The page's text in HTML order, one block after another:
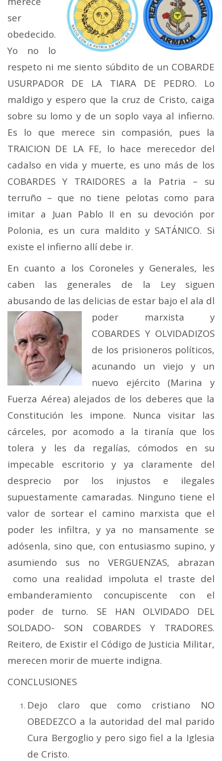
ser
obedecido.
Yo no lo
respeto ni me siento súbdito de un COBARDE
USURPADOR DE LA TIARA DE PEDRO. Lo
maldigo y espero que la cruz de Cristo, caiga
sobre su lomo y de un soplo vaya al infierno.
Es lo que merece sin compasión, pues la
TRAICION DE LA FE, lo hace merecedor del
cadalso en vida y muerte, es uno más de los
COBARDES Y TRAIDORES a la Patria – su
terruño – que no tiene pelotas como para
imitar a Juan Pablo II en su devoción por
Polonia, es un cura maldito y SATÁNICO. Si
existe el infierno allí debe ir.
En cuanto a los Coroneles y Generales, les
caben las generales de la Ley siguen
abusando de las delicias de estar bajo el ala dl
poder marxista y
COBARDES Y OLVIDADIZOS
de los prisioneros políticos,
acunando un viejo y un
nuevo ejército (Marina y
Fuerza Aérea) alejados de los deberes que la
Constitución les impone. Nunca visitar las
cárceles, por acomodo a la tiranía que los
tolera y les da regalías, cómodos en su
impecable escritorio y ya claramente del
desprecio por los injustos e ilegales
supuestamente camaradas. Ninguno tiene el
valor de sortear el camino marxista que el
poder les infiltra, y ya no mansamente se
adósenla, sino que, con entusiasmo supino, y
asumiendo sus no VERGUENZAS, abrazan
como una realidad impoluta el traste del
embanderamiento concupiscente con el
poder de turno. SE HAN OLVIDADO DEL
SOLDADO- SON COBARDES Y TRADORES.
Reitero, de Existir el Código de Justicia Militar,
merecen morir de muerte indigna.
CONCLUSIONES
Dejo claro que como cristiano NO
OBEDEZCO a la autoridad del mal parido
Cura Bergoglio y pero sigo fiel a la Iglesia
de Cristo.